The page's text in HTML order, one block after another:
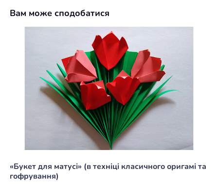
Вам може сподобатися
«Букет для матусі» (в техніці класичного оригамі та
гофрування)